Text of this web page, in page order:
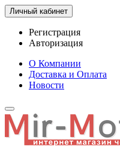
Личный кабинет
Регистрация
Авторизация
О Компании
Доставка и Оплата
Новости